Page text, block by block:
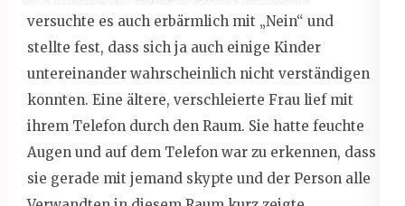
versuchte es auch erbärmlich mit „Nein“ und
stellte fest, dass sich ja auch einige Kinder
untereinander wahrscheinlich nicht verständigen
konnten. Eine ältere, verschleierte Frau lief mit
ihrem Telefon durch den Raum. Sie hatte feuchte
Augen und auf dem Telefon war zu erkennen, dass
sie gerade mit jemand skypte und der Person alle